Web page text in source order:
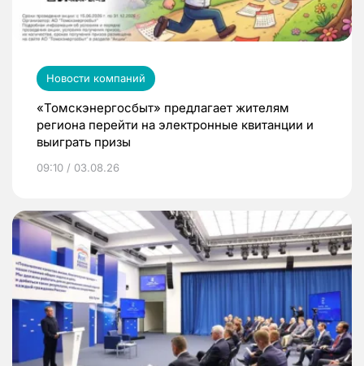
Новости компаний
«Томскэнергосбыт» предлагает жителям
региона перейти на электронные квитанции и
выиграть призы
09:10 / 03.08.26